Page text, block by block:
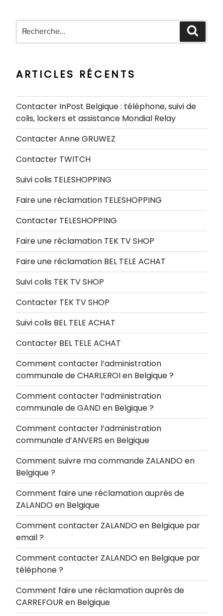
Recherche
pour
ARTICLES RÉCENTS
Contacter InPost Belgique : téléphone, suivi de
colis, lockers et assistance Mondial Relay
Contacter Anne GRUWEZ
Contacter TWITCH
Suivi colis TELESHOPPING
Faire une réclamation TELESHOPPING
Contacter TELESHOPPING
Faire une réclamation TEK TV SHOP
Faire une réclamation BEL TELE ACHAT
Suivi colis TEK TV SHOP
Contacter TEK TV SHOP
Suivi colis BEL TELE ACHAT
Contacter BEL TELE ACHAT
Comment contacter l’administration
communale de CHARLEROI en Belgique ?
Comment contacter l’administration
communale de GAND en Belgique ?
Comment contacter l’administration
communale d’ANVERS en Belgique
Comment suivre ma commande ZALANDO en
Belgique ?
Comment faire une réclamation auprès de
ZALANDO en Belgique
Comment contacter ZALANDO en Belgique par
email ?
Comment contacter ZALANDO en Belgique par
téléphone ?
Comment faire une réclamation auprès de
CARREFOUR en Belgique